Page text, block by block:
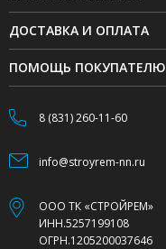
ДОСТАВКА И ОПЛАТА
ПОМОЩЬ ПОКУПАТЕЛЮ
8 (831) 260-11-60
info@stroyrem-nn.ru
ООО ТК «СТРОЙРЕМ»
ИНН.5257199108
ОГРН.1205200037646